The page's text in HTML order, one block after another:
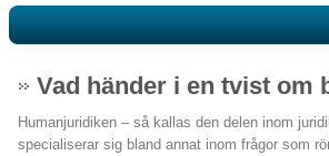
Vad händer i en tvist om
Humanjuridiken – så kallas den delen inom
specialiserar sig bland annat inom frågor som